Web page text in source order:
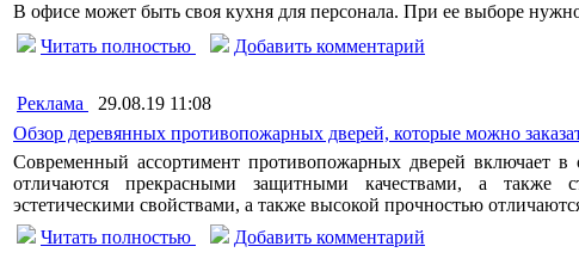
В офисе может быть своя кухня для персонала. При ее выборе
Читать полностью
Добавить комментарий
Реклама
29.08.19 11:08
Обзор деревянных противопожарных дверей, которые можно
Современный ассортимент противопожарных дверей включает в
отличаются прекрасными защитными качествами, а также
эстетическими свойствами, а также высокой прочностью
Читать полностью
Добавить комментарий